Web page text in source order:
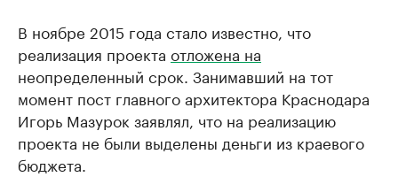
В ноябре 2015 года стало известно, что
реализация проекта отложена на
неопределенный срок. Занимавший на тот
момент пост главного архитектора Краснодара
Игорь Мазурок заявлял, что на реализацию
проекта не были выделены деньги из краевого
бюджета.